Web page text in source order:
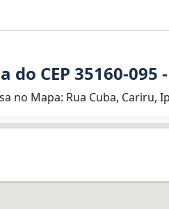
do CEP 35160-095
no Mapa: Rua Cuba, Cariru,